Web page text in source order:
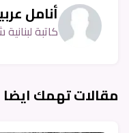
أنامل
كاتبة
مقالات تهمك ايضا